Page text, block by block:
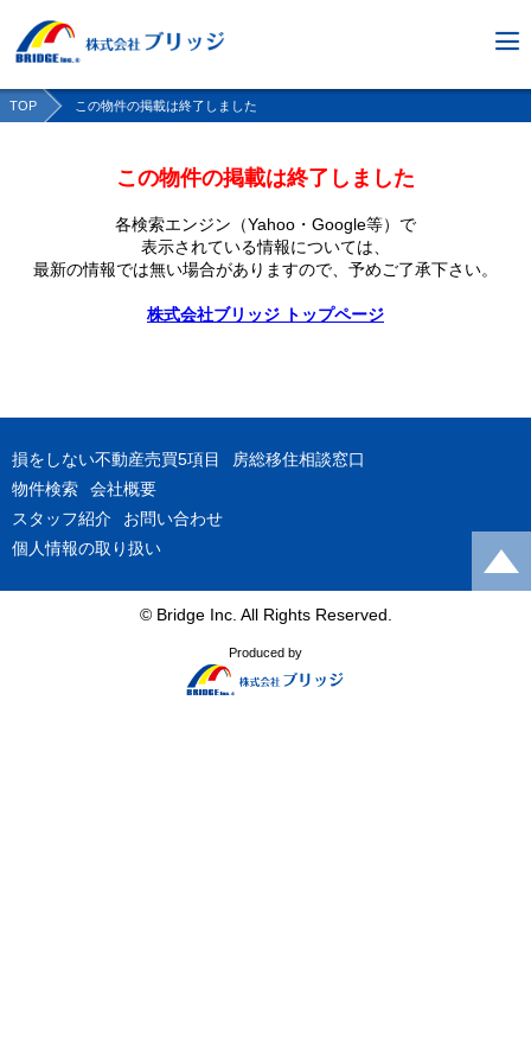
TOP この物件の掲載は終了しました
この物件の掲載は終了しました
各検索エンジン（Yahoo・Google等）で
表示されている情報については、
最新の情報では無い場合がありますので、 予めご了承下さい。
株式会社ブリッジ トップページ
損をしない不動産売買5項目
房総移住相談窓口
物件検索
会社概要
スタッフ紹介
お問い合わせ
個人情報の取り扱い
© Bridge Inc. All Rights Reserved.
Produced by